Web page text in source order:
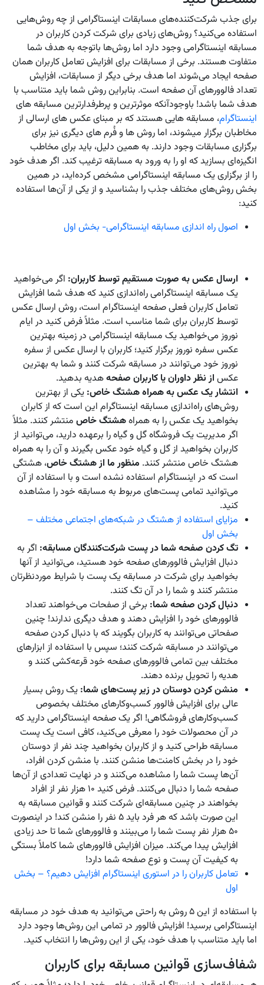
برای جذب شرکت‌کننده‌های مسابقات اینستاگرامی از چه روش‌هایی
استفاده می‌کنید؟ روش‌های زیادی برای شرکت کردن کاربران در
مسابقه اینستاگرامی وجود دارد اما روش‌ها باتوجه به هدف شما
متفاوت هستند. برخی از مسابقات برای افزایش تعامل کاربران همان
صفحه ایجاد می‌شوند اما هدف برخی دیگر از مسابقات، افزایش
تعداد فالوورهای آن صفحه است. بنابراین روش شما باید متناسب با
هدف شما باشد! باوجودآنکه موثرترین و پرطرفدارترین مسابقه های
اینستاگرام، مسابقه هایی هستند که بر مبنای عکس های ارسالی از
مخاطبان برگزار میشوند، اما روش ها و فُرم های دیگری نیز برای
برگزاری مسابقات وجود دارند. به همین دلیل، باید برای مخاطب
انگیزه‌ای بسازید که او را به ورود به مسابقه ترغیب کند. اگر هدف خود
را از برگزاری یک مسابقه اینستاگرامی مشخص کرده‌اید، در همین
بخش روش‌های مختلف جذب را بشناسید و از یکی از آن‌ها استفاده
کنید:
اصول راه اندازی مسابقه اینستاگرامی- بخش اول
ارسال عکس به صورت مستقیم توسط کاربران: اگر می‌خواهید
یک مسابقه اینستاگرامی راه‌اندازی کنید که هدف شما افزایش
تعامل کاربران فعلی صفحه اینستاگرام است، روش ارسال عکس
توسط کاربران برای شما مناسب است. مثلاً فرض کنید در ایام
نوروز می‌خواهید یک مسابقه اینستاگرامی در زمینه بهترین
عکس سفره نوروز برگزار کنید؛ کاربران با ارسال عکس از سفره
نوروز خود می‌توانند در مسابقه شرکت کنند و شما به بهترین
عکس از نظر داوران یا کاربران صفحههدیه بدهید.
انتشار یک عکس به همراه هشتگ خاص: یکی از بهترین
روش‌های راه‌اندازی مسابقه اینستاگرام این است که از کابران
بخواهید یک عکس را به همراههشتگ خاص منتشر کنند. مثلاً
اگر مدیریت یک فروشگاه گل‌ و گیاه را برعهده دارید، می‌توانید از
کاربران بخواهید از گل و گیاه خود عکس بگیرند و آن را به همراه
هشتگ خاص منتشر کنند. منظور ما از هشتگ خاص، هشتگی
است که در اینستاگرام استفاده نشده است و با استفاده از آن
می‌توانید تمامی پست‌های مربوط به مسابقه خود را مشاهده
کنید.
مزایای استفاده از هشتگ‌ در شبکه‌های اجتماعی مختلف –
بخش اول
تگ کردن صفحه شما در پست شرکت‌کنندگان مسابقه: اگر به
دنبال افزایش فالوورهای صفحه خود هستید، می‌توانید از آنها
بخواهید برای شرکت در مسابقه یک پست با شرایط موردنظرتان
منتشر کنند و شما را در آن تگ کنند.
دنبال کردن صفحه شما: برخی از صفحات می‌خواهند تعداد
فالوورهای خود را افزایش دهند و هدف دیگری ندارند! چنین
صفحاتی می‌توانند به کاربران بگویند که با دنبال کردن صفحه
می‌توانند در مسابقه شرکت کنند؛ سپس با استفاده از ابزارهای
مختلف بین تمامی فالوورهای صفحه خود قرعه‌کشی کنند و
هدیه را تحویل برنده دهند.
منشن کردن دوستان در زیر پست‌های شما: یک روش بسیار
عالی برای افزایش فالوور کسب‌وکارهای مختلف بخصوص
کسب‌وکارهای فروشگاهی! اگر یک صفحه اینستاگرامی دارید که
در آن محصولات خود را معرفی می‌کنید، کافی است یک پست
مسابقه طراحی کنید و از کاربران بخواهید چند نفر از دوستان
خود را در بخش کامنت‌ها منشن کنند. با منشن کردن افراد،
آن‌ها پست شما را مشاهده می‌کنند و در نهایت تعدادی از آن‌ها
صفحه شما را دنبال می‌کنند. فرض کنید ۱۰ هزار نفر از افراد
بخواهند در چنین مسابقه‌ای شرکت کنند و قوانین مسابقه به
این صورت باشد که هر فرد باید ۵ نفر را منشن کند! در اینصورت
۵۰ هزار نفر پست شما را می‌بینند و فالوورهای شما تا حد زیادی
افزایش پیدا می‌کند. میزان افزایش فالوورهای شما کاملاً بستگی
به کیفیت آن پست و نوع صفحه شما دارد!
تعامل کاربران را در استوری اینستاگرام افزایش دهیم؟ – بخش
اول
با استفاده از این ۵ روش به راحتی می‌توانید به هدف خود در مسابقه
اینستاگرامی برسید! افزایش فالوور در تمامی این روش‌ها وجود دارد
اما باید متناسب با هدف خود، یکی از این روش‌ها را انتخاب کنید.
شفاف‌سازی قوانین مسابقه برای کاربران